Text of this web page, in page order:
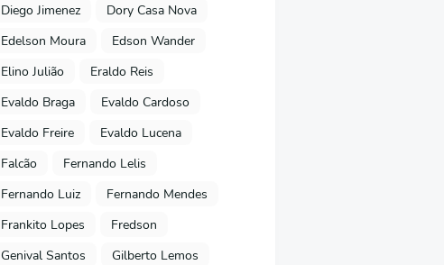
Diego Jimenez
Dory Casa Nova
Edelson Moura
Edson Wander
Elino Julião
Eraldo Reis
Evaldo Braga
Evaldo Cardoso
Evaldo Freire
Evaldo Lucena
Falcão
Fernando Lelis
Fernando Luiz
Fernando Mendes
Frankito Lopes
Fredson
Genival Santos
Gilberto Lemos